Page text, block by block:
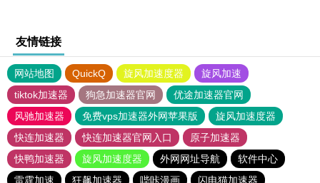
友情链接
网站地图 QuickQ 旋风加速度器
旋风加速
tiktok加速器
狗急加速器官网
优途加速器官网
风驰加速器
免费vps加速器外网苹果版
旋风加速度器
快连加速器
快连加速器官网入口
原子加速器
快鸭加速器
旋风加速度器 外网网址导航
软件中心
雷霆加速
狂飙加速器 哔咔漫画 闪电猫加速器